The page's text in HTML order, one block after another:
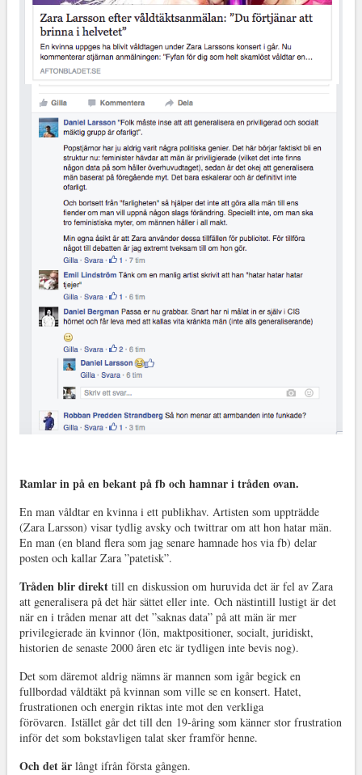
Ramlar in på en bekant på fb och hamnar i tråden ovan.
En man våldtar en kvinna i ett publikhav. Artisten som uppträdde
(Zara Larsson) visar tydlig avsky och twittrar om att hon hatar män.
En man (en bland flera som jag senare hamnade hos via fb) delar
posten och kallar Zara ”patetisk”.
Tråden blir direkt till en diskussion om huruvida det är fel av Zara
att generalisera på det här sättet eller inte. Och nästintill lustigt är det
när en i tråden menar att det ”saknas data” på att män är mer
privilegierade än kvinnor (lön, maktpositioner, socialt, juridiskt,
historien de senaste 2000 åren etc är tydligen inte bevis nog).
Det som däremot aldrig nämns är mannen som igår begick en
fullbordad våldtäkt på kvinnan som ville se en konsert. Hatet,
frustrationen och energin riktas inte mot den verkliga
förövaren. Istället går det till den 19-åring som känner stor frustration
inför det som bokstavligen talat sker framför henne.
Och det ärlångt ifrån första gången.